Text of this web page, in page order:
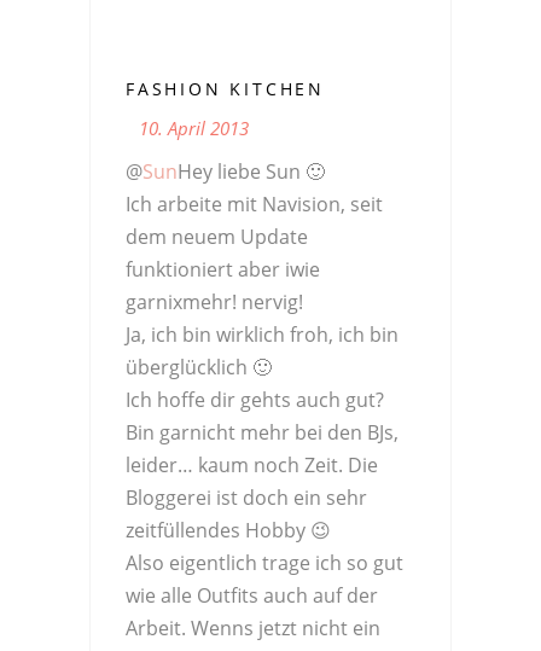
FASHION KITCHEN
10. April 2013
@SunHey liebe Sun 🙂
Ich arbeite mit Navision, seit
dem neuem Update
funktioniert aber iwie
garnixmehr! nervig!
Ja, ich bin wirklich froh, ich bin
überglücklich 🙂
Ich hoffe dir gehts auch gut?
Bin garnicht mehr bei den BJs,
leider… kaum noch Zeit. Die
Bloggerei ist doch ein sehr
zeitfüllendes Hobby 😉
Also eigentlich trage ich so gut
wie alle Outfits auch auf der
Arbeit. Wenns jetzt nicht ein